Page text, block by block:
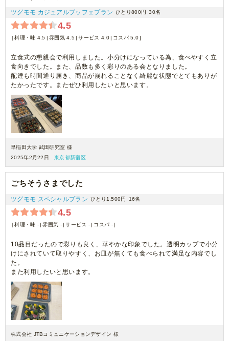
ツグモモ カジュアルブッフェプラン ひとり800円 30名
4.5
料理・味 4.5 雰囲気 4.5 サービス 4.0 コスパ 5.0
立食式の懇親会で利用しました。小分けになっている為、食べやすく立
食向きでした。また、品数も多く彩りのある会となりました。
配達も時間通り届き、商品が崩れることなく綺麗な状態でとてもありが
たかったです。またぜひ利用したいと思います。
早稲田大学 武田研究室 様
2025年2月22日
東京都新宿区
ごちそうさまでした
ツグモモ スペシャルプラン ひとり1,500円 16名
4.5
料理・味 - 雰囲気 - サービス - コスパ -
10品目だったので彩りも良く、華やかな印象でした。透明カップで小分
けにされていて取りやすく、お皿が無くても食べられて満足な内容でし
た。
また利用したいと思います。
株式会社 JTBコミュニケーションデザイン 様